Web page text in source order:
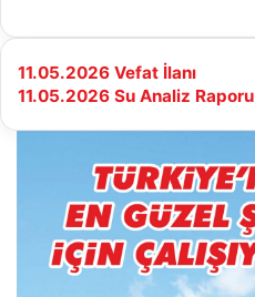
11.05.2026
Vefat
11.05.2026 Vefat İlanı
11.05.2026
11.05.2026 Su Analiz Raporu